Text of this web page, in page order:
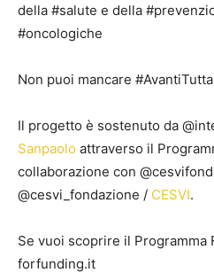
della #salute e della
#oncologiche
Non puoi mancare
Il progetto è sostenuto da
Sanpaolo attraverso il
collaborazione con
@cesvi_fondazione / CESVI.
Se vuoi scoprire il Programma
forfunding.it